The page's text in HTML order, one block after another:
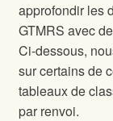
approfondir les
GTMRS avec
Ci-dessous,
sur certains de
tableaux de
par renvoi.